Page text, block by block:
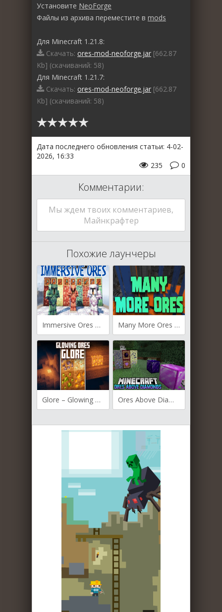
Установите NeoForge
Файлы из архива переместите в mods
Для Minecraft 1.21.8:
Скачать: ores-mod-neoforge.jar [662.87
Kb] (cкачиваний: 58)
Для Minecraft 1.21.7:
Скачать: ores-mod-neoforge.jar [662.87
Kb] (cкачиваний: 58)
Дата последнего обновления статьи: 4-02-
2026, 16:33
0
235
Комментарии:
Мы ждем твоих комментариев,
Майнкрафтер
Похожие лаунчеры
Immersive Ores для Майнкрафт [1.21.5, 1.21.4, 1.21.3] Many More Ores для Майнкрафт [1.21.4, 1.21.1, 1.21]
Glore – Glowing Ores для Майнкрафт [1.21.3, 1.21.1, 1.21] Ores Above Diamonds для Майнкрафт [1.20.1, 1.19.4, 1.19.3]